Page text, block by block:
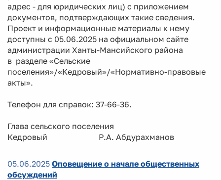
адрес - для юридических лиц) с приложением
документов, подтверждающих такие сведения.
Проект и информационные материалы к нему
доступны с 05.06.2025 на официальном сайте
администрации Ханты-Мансийского района
в разделе «Сельские
поселения»/«Кедровый»/«Нормативно-правовые
акты».
Телефон для справок: 37-66-36.
Глава сельского поселения
Кедровый Р.А. Абдурахманов
05.06.2025 Оповещение о начале общественных
обсуждений